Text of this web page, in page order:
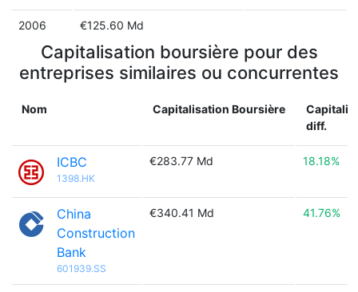
2006 €125.60 Md
Capitalisation boursière pour des
entreprises similaires ou concurrentes
Nom Capitalisation Boursière
diff.
ICBC
1398.HK
€283.77 Md 18.18%
China
Construction
Bank
601939.SS
€340.41 Md 41.76%